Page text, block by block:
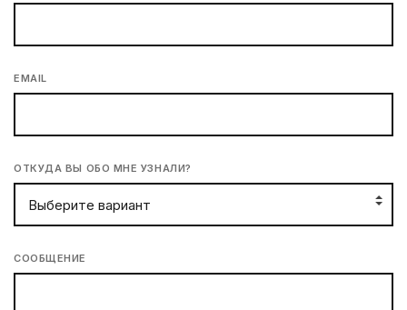
EMAIL
ОТКУДА ВЫ ОБО МНЕ УЗНАЛИ?
СООБЩЕНИЕ